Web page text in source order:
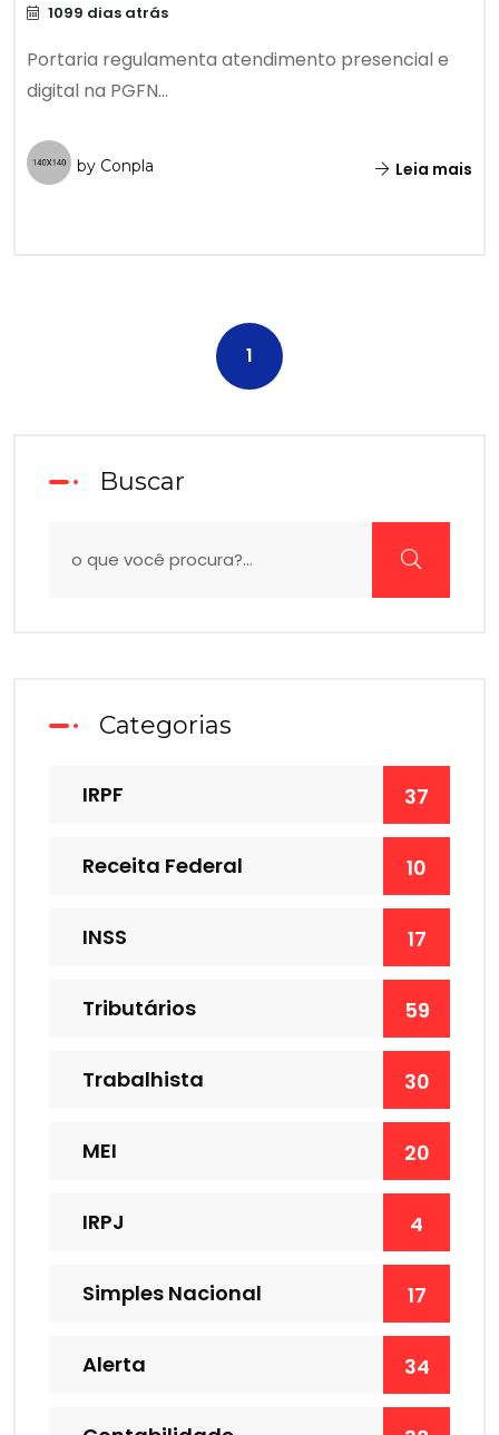
1099 dias atrás
Portaria regulamenta atendimento presencial e
digital na PGFN...
by Conpla Leia mais
1
Buscar
Categorias
IRPF 37
Receita Federal 10
INSS 17
Tributários 59
Trabalhista 30
MEI 20
IRPJ 4
Simples Nacional 17
Alerta 34